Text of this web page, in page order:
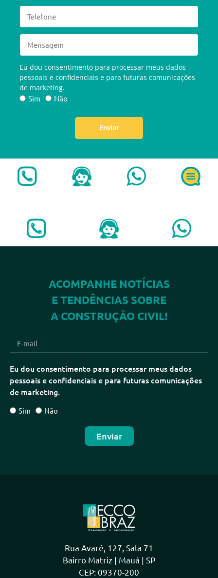
Eu dou consentimento para processar meus dados
pessoais e confidenciais e para futuras comunicações
de marketing.
Sim
Não
Enviar
ACOMPANHE NOTÍCIAS
E TENDÊNCIAS SOBRE
A CONSTRUÇÃO CIVIL!
Eu dou consentimento para processar meus dados
pessoais e confidenciais e para futuras comunicações
de marketing.
Sim Não
Enviar
Rua Avaré, 127, Sala 71
Bairro Matriz | Mauá | SP
CEP: 09370-200